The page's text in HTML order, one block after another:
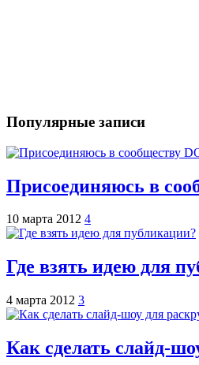
Популярные записи
Присоединяюсь в
10 марта 2012 4
Где взять идею для
4 марта 2012 3
Как сделать слайд-